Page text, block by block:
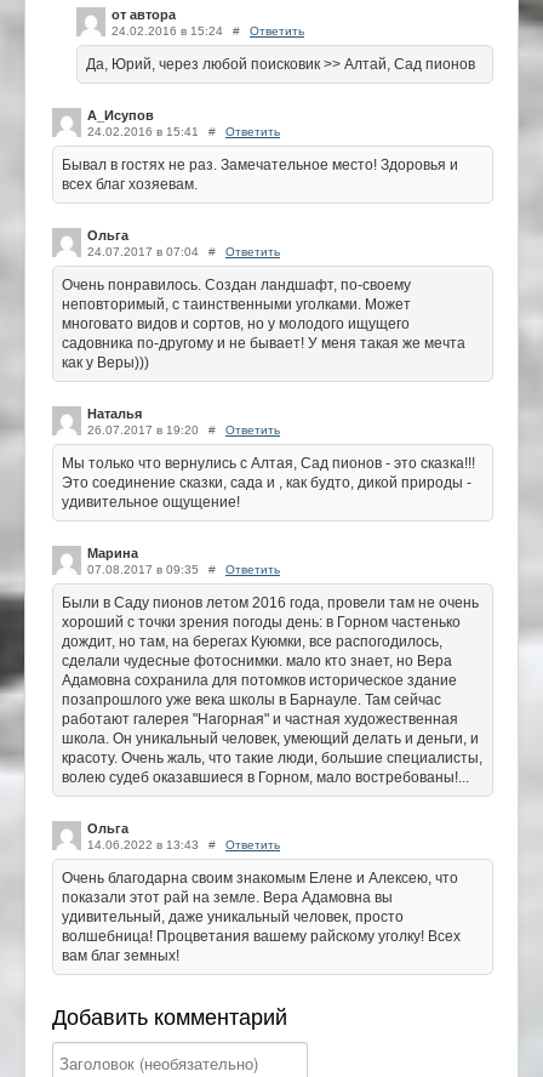
от автора
24.02.2016 в 15:24 # Ответить
Да, Юрий, через любой поисковик >> Алтай, Сад пионов
А_Исупов
24.02.2016 в 15:41 # Ответить
Бывал в гостях не раз. Замечательное место! Здоровья и
всех благ хозяевам.
Ольга
24.07.2017 в 07:04 # Ответить
Очень понравилось. Создан ландшафт, по-своему
неповторимый, с таинственными уголками. Может
многовато видов и сортов, но у молодого ищущего
садовника по-другому и не бывает! У меня такая же мечта
как у Веры)))
Наталья
26.07.2017 в 19:20 # Ответить
Мы только что вернулись с Алтая, Сад пионов - это сказка!!!
Это соединение сказки, сада и , как будто, дикой природы -
удивительное ощущение!
Марина
07.08.2017 в 09:35 # Ответить
Были в Саду пионов летом 2016 года, провели там не очень
хороший с точки зрения погоды день: в Горном частенько
дождит, но там, на берегах Куюмки, все распогодилось,
сделали чудесные фотоснимки. мало кто знает, но Вера
Адамовна сохранила для потомков историческое здание
позапрошлого уже века школы в Барнауле. Там сейчас
работают галерея "Нагорная" и частная художественная
школа. Он уникальный человек, умеющий делать и деньги, и
красоту. Очень жаль, что такие люди, большие специалисты,
волею судеб оказавшиеся в Горном, мало востребованы!...
Ольга
14.06.2022 в 13:43 # Ответить
Очень благодарна своим знакомым Елене и Алексею, что
показали этот рай на земле. Вера Адамовна вы
удивительный, даже уникальный человек, просто
волшебница! Процветания вашему райскому уголку! Всех
вам благ земных!
Добавить комментарий